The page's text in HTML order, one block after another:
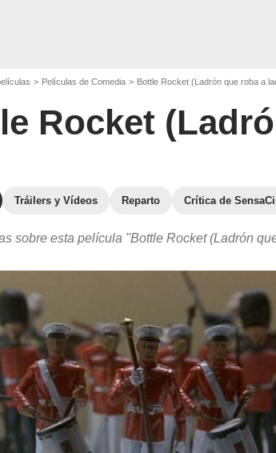
Películas de Comedia Bottle Rocket (Ladrón que roba a
Rocket
Tráilers y Vídeos Reparto Crítica de
sobre esta película "Bottle Rocket (Ladrón